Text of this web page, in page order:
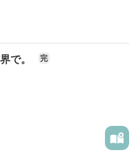
み困惑するシルディア
付いた上で求婚してき
してるってわからせてあ
！
で。 完